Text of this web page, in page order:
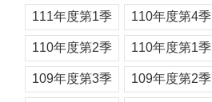
111年度第1季 110年度第4季
110年度第2季 110年度第1季
109年度第3季 109年度第2季